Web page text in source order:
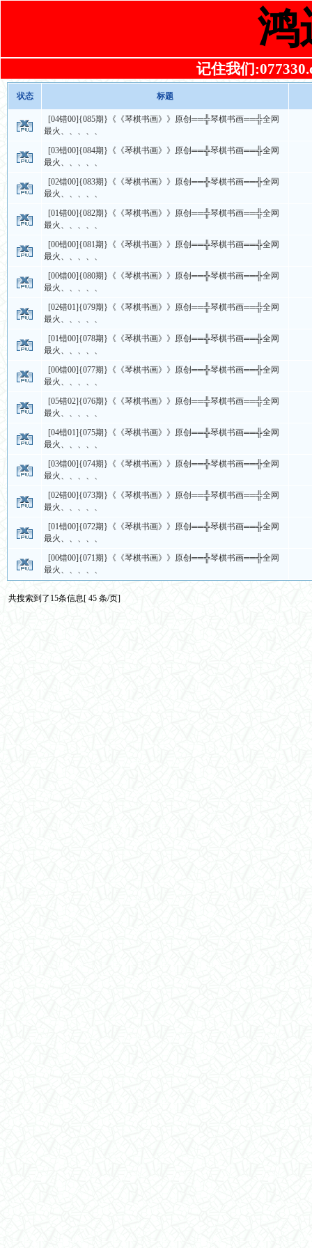
鸿
记住我们
状态 标题
[04错00]{085期}《《琴棋书画》》原创══╬琴棋书画══╬全网
最火、、、、、
[03错00]{084期}《《琴棋书画》》原创══╬琴棋书画══╬全网
最火、、、、、
[02错00]{083期}《《琴棋书画》》原创══╬琴棋书画══╬全网
最火、、、、、
[01错00]{082期}《《琴棋书画》》原创══╬琴棋书画══╬全网
最火、、、、、
[00错00]{081期}《《琴棋书画》》原创══╬琴棋书画══╬全网
最火、、、、、
[00错00]{080期}《《琴棋书画》》原创══╬琴棋书画══╬全网
最火、、、、、
[02错01]{079期}《《琴棋书画》》原创══╬琴棋书画══╬全网
最火、、、、、
[01错00]{078期}《《琴棋书画》》原创══╬琴棋书画══╬全网
最火、、、、、
[00错00]{077期}《《琴棋书画》》原创══╬琴棋书画══╬全网
最火、、、、、
[05错02]{076期}《《琴棋书画》》原创══╬琴棋书画══╬全网
最火、、、、、
[04错01]{075期}《《琴棋书画》》原创══╬琴棋书画══╬全网
最火、、、、、
[03错00]{074期}《《琴棋书画》》原创══╬琴棋书画══╬全网
最火、、、、、
[02错00]{073期}《《琴棋书画》》原创══╬琴棋书画══╬全网
最火、、、、、
[01错00]{072期}《《琴棋书画》》原创══╬琴棋书画══╬全网
最火、、、、、
[00错00]{071期}《《琴棋书画》》原创══╬琴棋书画══╬全网
最火、、、、、
共搜索到了15条信息[ 45 条/页]